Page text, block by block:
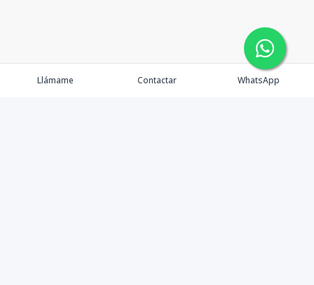
Llámame Contactar WhatsApp